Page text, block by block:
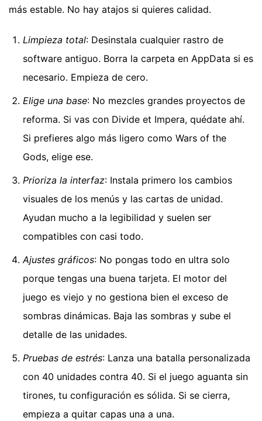
más estable. No hay atajos si quieres calidad.
Limpieza total: Desinstala cualquier rastro de
software antiguo. Borra la carpeta en AppData si es
necesario. Empieza de cero.
Elige una base: No mezcles grandes proyectos de
reforma. Si vas con Divide et Impera, quédate ahí.
Si prefieres algo más ligero como Wars of the
Gods, elige ese.
Prioriza la interfaz: Instala primero los cambios
visuales de los menús y las cartas de unidad.
Ayudan mucho a la legibilidad y suelen ser
compatibles con casi todo.
Ajustes gráficos: No pongas todo en ultra solo
porque tengas una buena tarjeta. El motor del
juego es viejo y no gestiona bien el exceso de
sombras dinámicas. Baja las sombras y sube el
detalle de las unidades.
Pruebas de estrés: Lanza una batalla personalizada
con 40 unidades contra 40. Si el juego aguanta sin
tirones, tu configuración es sólida. Si se cierra,
empieza a quitar capas una a una.